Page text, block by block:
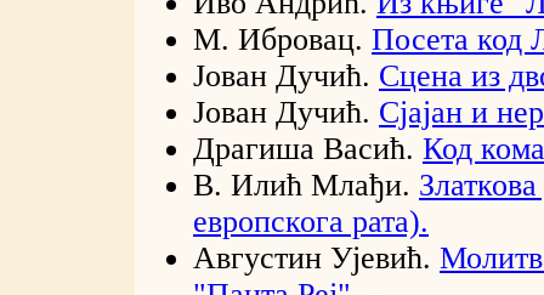
М. Ибровац. Посета код
Јован Дучић. Сцена из
Јован Дучић. Сјајан и
Драгиша Васић. Код
В. Илић Млађи.
европскога рата).
Августин Ујевић.